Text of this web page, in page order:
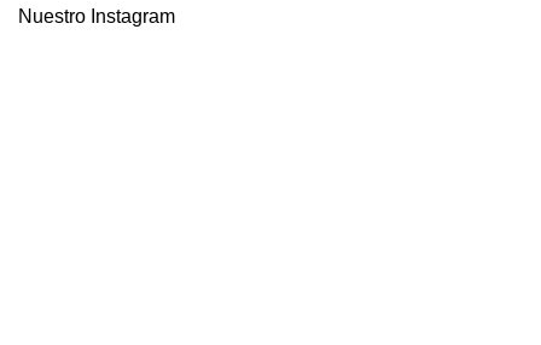
Nuestro Instagram